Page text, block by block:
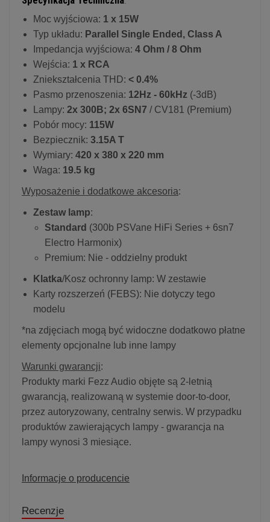
Moc wyjściowa: 1 x 15W
Typ układu: Parallel Single Ended, Class A
Impedancja wyjściowa: 4 Ohm / 8 Ohm
Wejścia: 1 x RCA
Zniekształcenia THD: < 0.4%
Pasmo przenoszenia: 12Hz - 60kHz (-3dB)
Lampy: 2x 300B; 2x 6SN7 / CV181 (Premium)
Pobór mocy: 115W
Bezpiecznik: 3.15A T
Wymiary: 420 x 380 x 220 mm
Waga: 19.5 kg
Wyposażenie i dodatkowe akcesoria:
Zestaw lamp:
Standard (300b PSVane HiFi Series + 6sn7
Electro Harmonix)
Premium: Nie - oddzielny produkt
Klatka/Kosz ochronny lamp: W zestawie
Karty rozszerzeń (FEBS): Nie dotyczy tego
modelu
*na zdjęciach mogą być widoczne dodatkowo płatne
elementy opcjonalne lub inne lampy
Warunki gwarancji:
Produkty marki Fezz Audio objęte są 2-letnią
gwarancją, realizowaną w systemie door-to-door,
przez autoryzowany, centralny serwis. W przypadku
produktów zawierających lampy - gwarancja na
lampy wynosi 3 miesiące.
Informacje o producencie
Recenzje